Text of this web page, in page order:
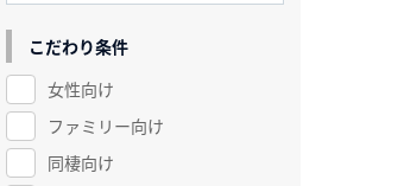
こだわり条件
女性向け
ファミリー向け
同棲向け